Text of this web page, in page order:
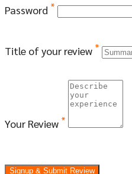
Password *
Title of your review *
Your Review *
Signup & Submit Review